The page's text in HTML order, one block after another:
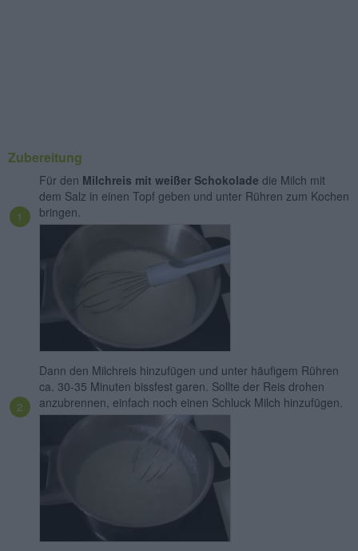
Zubereitung
Für den Milchreis mit weißer Schokolade die Milch mit
dem Salz in einen Topf geben und unter Rühren zum Kochen
bringen.
Dann den Milchreis hinzufügen und unter häufigem Rühren
ca. 30-35 Minuten bissfest garen. Sollte der Reis drohen
anzubrennen, einfach noch einen Schluck Milch hinzufügen.